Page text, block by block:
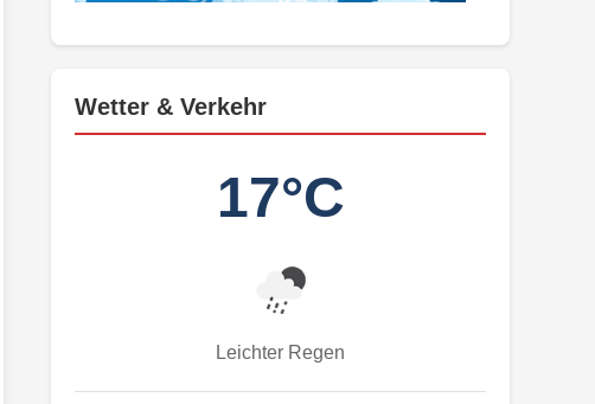
Wetter & Verkehr
17°C
Leichter Regen